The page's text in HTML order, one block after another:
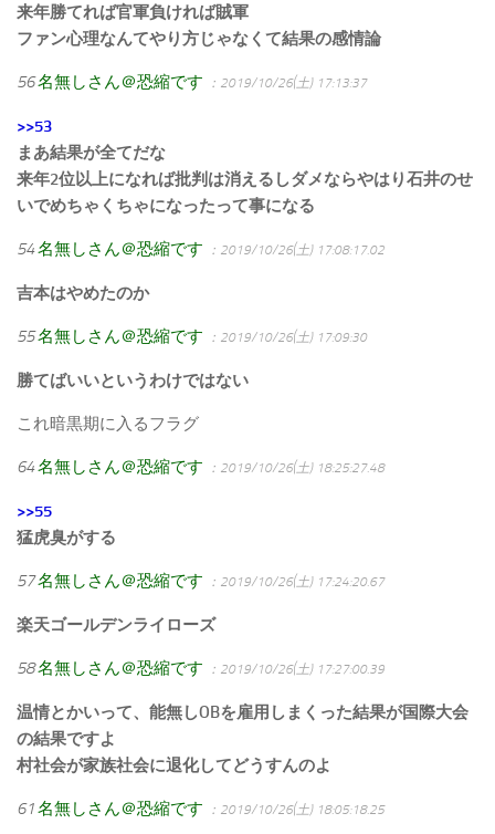
来年勝てれば官軍負ければ賊軍
ファン心理なんてやり方じゃなくて結果の感情論
56名無しさん＠恐縮です ：2019/10/26(土) 17:13:37
>>53
まあ結果が全てだな
来年2位以上になれば批判は消えるしダメならやはり石井のせ
いでめちゃくちゃになったって事になる
54名無しさん＠恐縮です ：2019/10/26(土) 17:08:17.02
吉本はやめたのか
55名無しさん＠恐縮です ：2019/10/26(土) 17:09:30
勝てばいいというわけではない
これ暗黒期に入るフラグ
64名無しさん＠恐縮です ：2019/10/26(土) 18:25:27.48
>>55
猛虎臭がする
57名無しさん＠恐縮です ：2019/10/26(土) 17:24:20.67
楽天ゴールデンライローズ
58名無しさん＠恐縮です ：2019/10/26(土) 17:27:00.39
温情とかいって、能無しOBを雇用しまくった結果が国際大会
の結果ですよ
村社会が家族社会に退化してどうすんのよ
61名無しさん＠恐縮です ：2019/10/26(土) 18:05:18.25